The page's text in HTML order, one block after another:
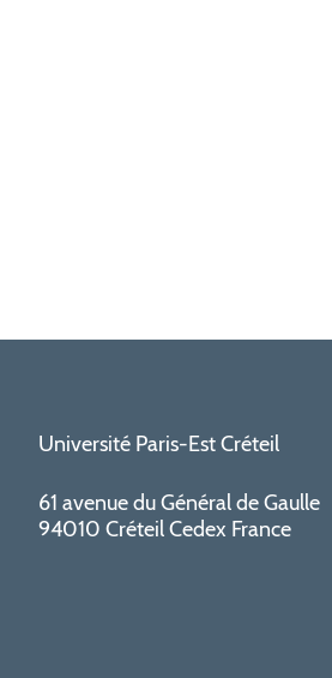
Université Paris-Est Créteil
61 avenue du Général de Gaulle
94010 Créteil Cedex France